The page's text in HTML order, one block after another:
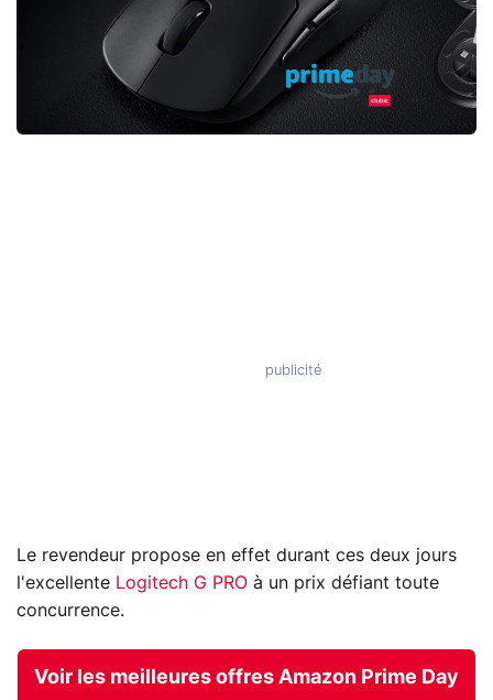
Le revendeur propose en effet durant ces deux jours
l'excellente Logitech G PRO à un prix défiant toute
concurrence.
Voir les meilleures offres Amazon Prime Day